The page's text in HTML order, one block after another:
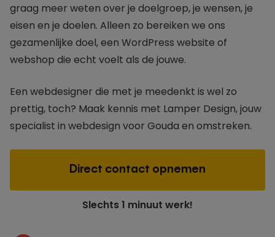
graag meer weten over je doelgroep, je wensen, je
eisen en je doelen. Alleen zo bereiken we ons
gezamenlijke doel, een WordPress website of
webshop die echt voelt als de jouwe.
Een webdesigner die met je meedenkt is wel zo
prettig, toch? Maak kennis met Lamper Design, jouw
specialist in webdesign voor Gouda en omstreken.
Direct contact opnemen
Slechts 1 minuut werk!